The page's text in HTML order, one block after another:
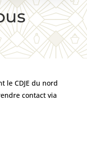
le CDJE du nord
contact via